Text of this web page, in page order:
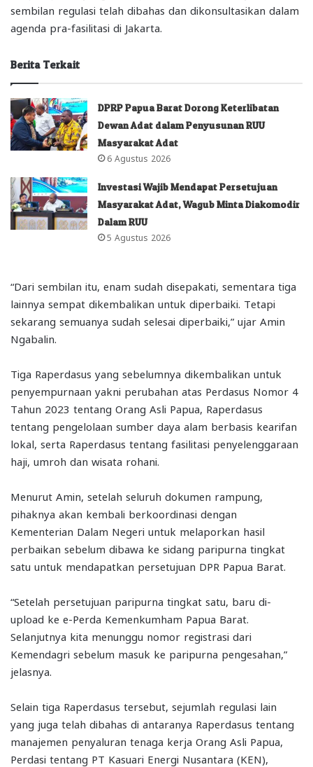
sembilan regulasi telah dibahas dan dikonsultasikan dalam
agenda pra-fasilitasi di Jakarta.
Berita Terkait
DPRP Papua Barat Dorong Keterlibatan
Dewan Adat dalam Penyusunan RUU
Masyarakat Adat
6 Agustus 2026
Investasi Wajib Mendapat Persetujuan
Masyarakat Adat, Wagub Minta Diakomodir
Dalam RUU
5 Agustus 2026
“Dari sembilan itu, enam sudah disepakati, sementara tiga
lainnya sempat dikembalikan untuk diperbaiki. Tetapi
sekarang semuanya sudah selesai diperbaiki,” ujar Amin
Ngabalin.
Tiga Raperdasus yang sebelumnya dikembalikan untuk
penyempurnaan yakni perubahan atas Perdasus Nomor 4
Tahun 2023 tentang Orang Asli Papua, Raperdasus
tentang pengelolaan sumber daya alam berbasis kearifan
lokal, serta Raperdasus tentang fasilitasi penyelenggaraan
haji, umroh dan wisata rohani.
Menurut Amin, setelah seluruh dokumen rampung,
pihaknya akan kembali berkoordinasi dengan
Kementerian Dalam Negeri untuk melaporkan hasil
perbaikan sebelum dibawa ke sidang paripurna tingkat
satu untuk mendapatkan persetujuan DPR Papua Barat.
“Setelah persetujuan paripurna tingkat satu, baru di-
upload ke e-Perda Kemenkumham Papua Barat.
Selanjutnya kita menunggu nomor registrasi dari
Kemendagri sebelum masuk ke paripurna pengesahan,”
jelasnya.
Selain tiga Raperdasus tersebut, sejumlah regulasi lain
yang juga telah dibahas di antaranya Raperdasus tentang
manajemen penyaluran tenaga kerja Orang Asli Papua,
Perdasi tentang PT Kasuari Energi Nusantara (KEN),